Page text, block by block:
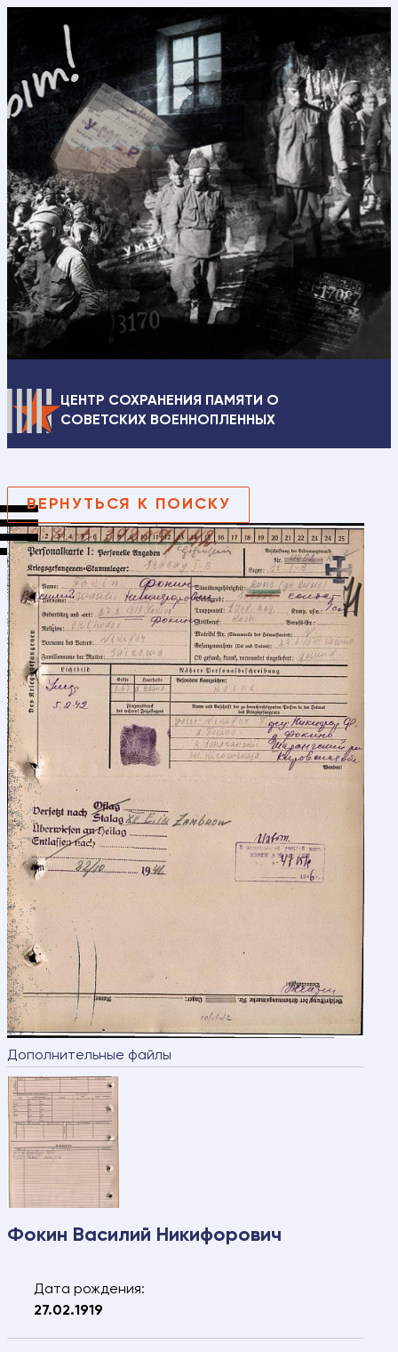
ЦЕНТР СОХРАНЕНИЯ ПАМЯТИ О
СОВЕТСКИХ ВОЕННОПЛЕННЫХ
ВЕРНУТЬСЯ К ПОИСКУ
Дополнительные файлы
Фокин Василий Никифорович
Дата рождения:
27.02.1919
Свяжитесь с нами – мы
Ваше имя